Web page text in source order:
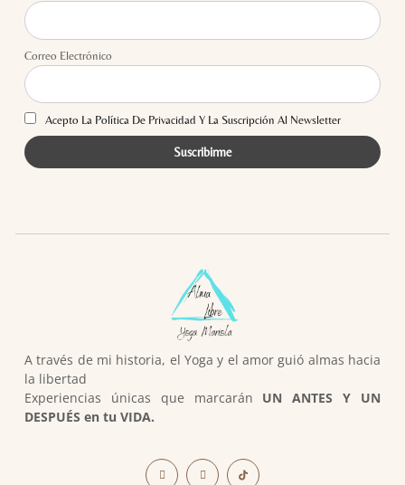
Correo Electrónico
Acepto La Política De Privacidad Y La Suscripción Al Newsletter
A través de mi historia, el Yoga y el amor guió almas hacia
la libertad
Experiencias únicas que marcarán UN ANTES Y UN
DESPUÉS en tu VIDA.